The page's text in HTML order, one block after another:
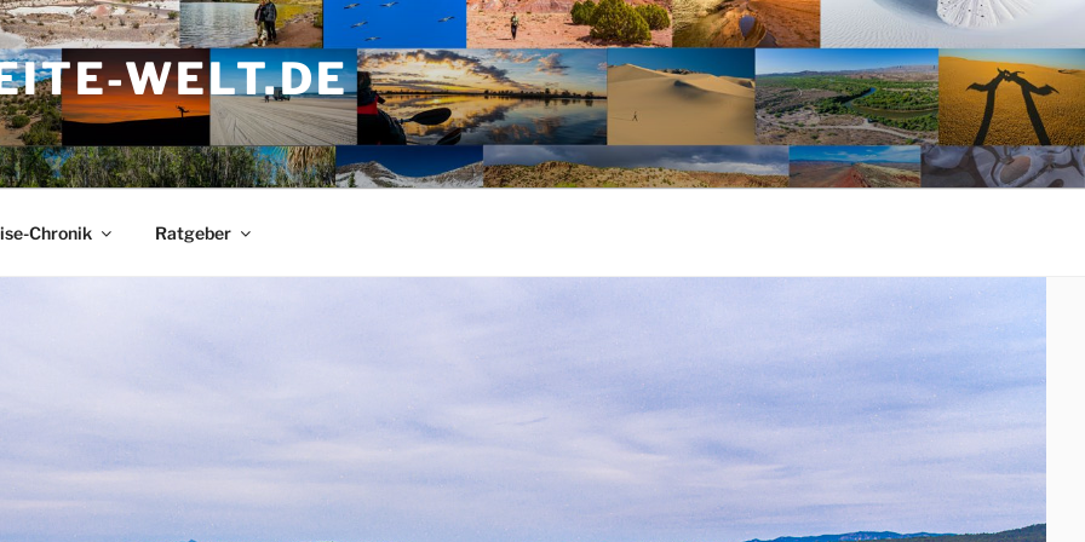
WELT.DE
Chronik Ratgeber